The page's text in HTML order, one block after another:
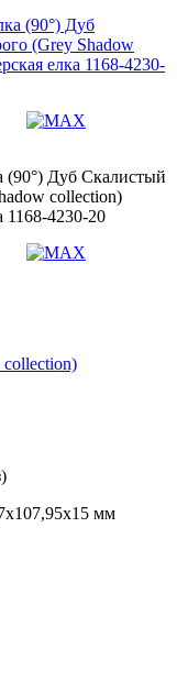
(90°) Дуб Скалистый
collection)
1168-4230-20
collection)
мм